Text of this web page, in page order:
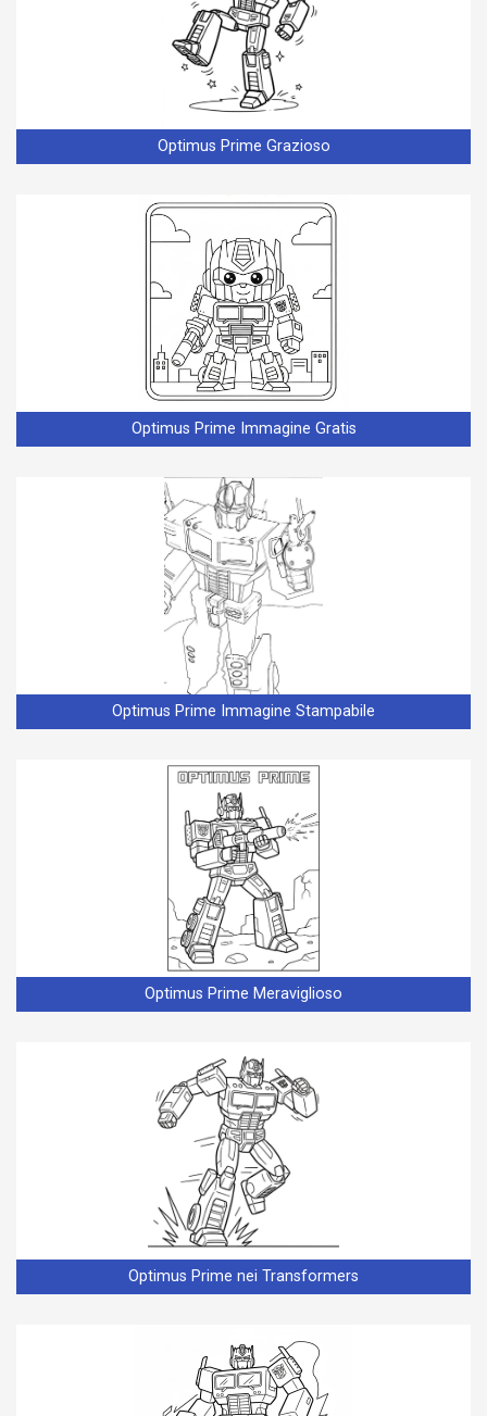
Optimus Prime Grazioso
Optimus Prime Immagine Gratis
Optimus Prime Immagine Stampabile
Optimus Prime Meraviglioso
Optimus Prime nei Transformers